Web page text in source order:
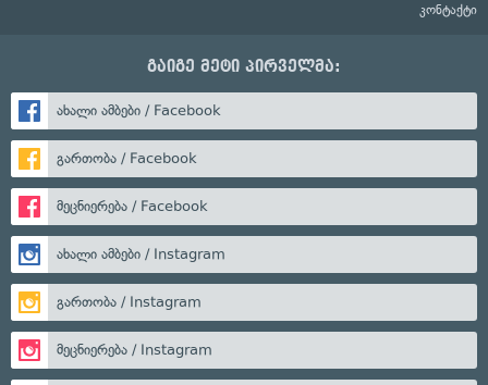
კონტაქტი
გაიგე მეტი პირველმა:
ახალი ამბები / Facebook
გართობა / Facebook
მეცნიერება / Facebook
ახალი ამბები / Instagram
გართობა / Instagram
მეცნიერება / Instagram